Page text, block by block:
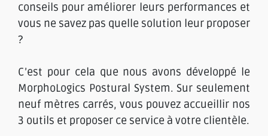
conseils pour améliorer leurs performances et
vous ne savez pas quelle solution leur proposer
?
C’est pour cela que nous avons développé le
MorphoLogics Postural System. Sur seulement
neuf mètres carrés, vous pouvez accueillir nos
3 outils et proposer ce service à votre clientèle.